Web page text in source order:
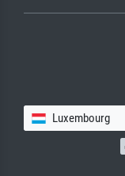
Luxembourg